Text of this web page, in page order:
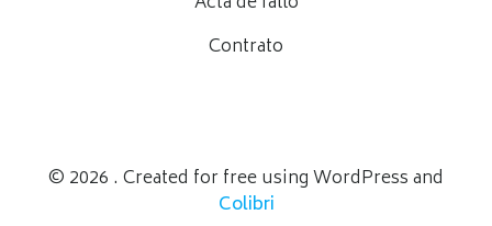
Contrato
© 2026 . Created for free using WordPress and
Colibri